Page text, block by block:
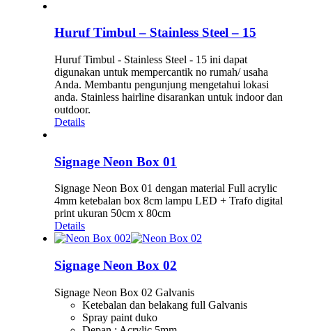
Huruf Timbul – Stainless Steel – 15
Huruf Timbul - Stainless Steel - 15 ini dapat
digunakan untuk mempercantik no rumah/ usaha
Anda. Membantu pengunjung mengetahui lokasi
anda. Stainless hairline disarankan untuk indoor dan
outdoor.
Details
Signage Neon Box 01
Signage Neon Box 01 dengan material Full acrylic
4mm ketebalan box 8cm lampu LED + Trafo digital
print ukuran 50cm x 80cm
Details
Signage Neon Box 02
Signage Neon Box 02 Galvanis
Ketebalan dan belakang full Galvanis
Spray paint duko